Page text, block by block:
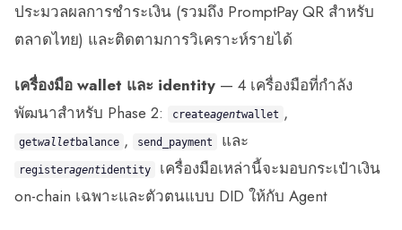
ประมวลผลการชำระเงิน (รวมถึง PromptPay QR สำหรับ
ตลาดไทย) และติดตามการวิเคราะห์รายได้
เครื่องมือ wallet และ identity — 4 เครื่องมือที่กำลัง
พัฒนาสำหรับ Phase 2:
createagentwallet ,
getwalletbalance , send_payment และ
registeragentidentity
เครื่องมือเหล่านี้จะมอบกระเป๋าเงิน
on-chain เฉพาะและตัวตนแบบ DID ให้กับ Agent